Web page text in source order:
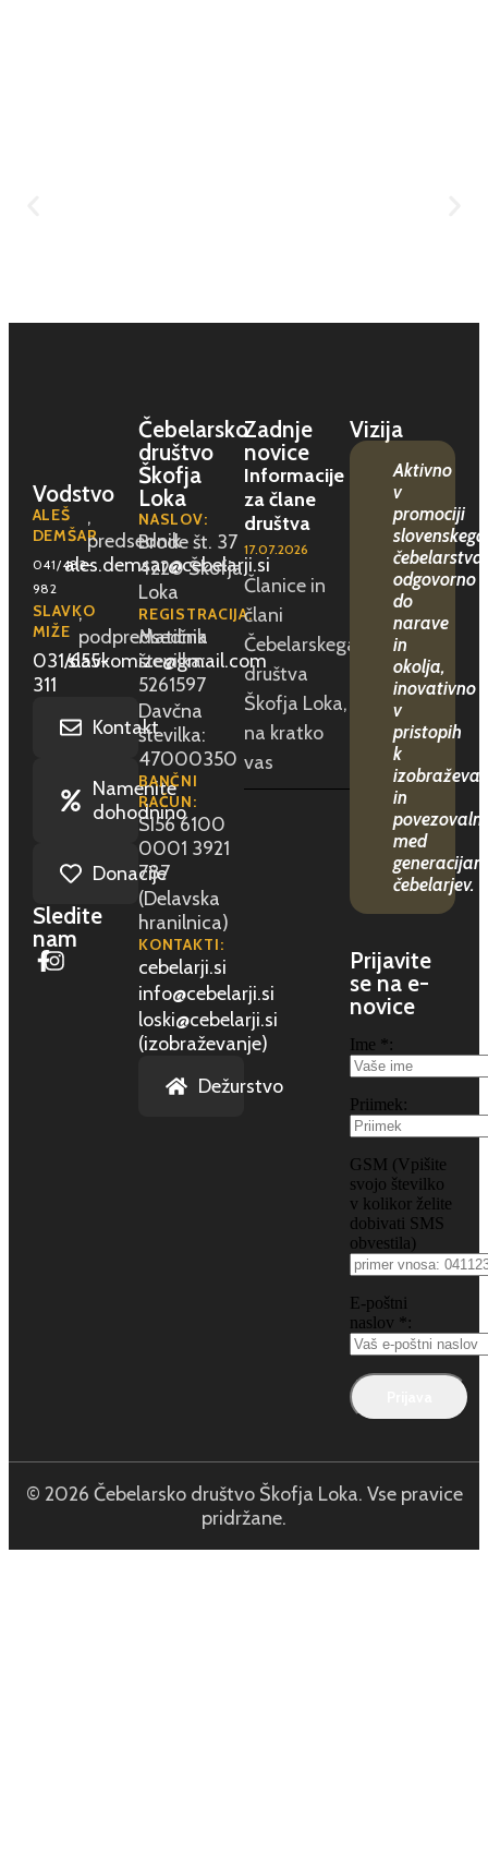
Vodstvo
ALEŠ
DEMŠAR
,
predsednik
041/482-
982
ales.demsar@cebelarji.si
SLAVKO
MIŽE
,
podpredsednik
031/655-
311
slavkomize@gmail.com
Kontakt
Namenite
dohodnino
Donacije
Sledite
nam
Čebelarsko
društvo
Škofja
Loka
NASLOV:
Brode št. 37
4220 Škofja
Loka
REGISTRACIJA:
Matična
številka:
5261597
Davčna
številka:
47000350
BANČNI
RAČUN:
SI56 6100
0001 3921
787
(Delavska
hranilnica)
KONTAKTI:
cebelarji.si
info@cebelarji.si
loski@cebelarji.si
(izobraževanje)
Dežurstvo
Zadnje
novice
Informacije
za člane
društva
17.07.2026
Članice in
člani
Čebelarskega
društva
Škofja Loka,
na kratko
vas
Vizija
Aktivno
v
promociji
slovenskega
čebelarstva,
odgovorno
do
narave
in
okolja,
inovativno
v
pristopih
k
in
med
čebelarjev.
Prijavite
se na e-
novice
Ime *:
Priimek:
GSM (Vpišite
svojo številko
v kolikor želite
dobivati SMS
obvestila)
E-poštni
naslov *:
© 2026 Čebelarsko društvo Škofja Loka. Vse pravice
pridržane.